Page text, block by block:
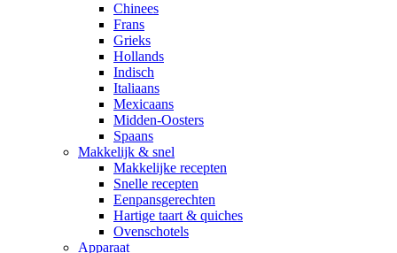
Chinees
Frans
Grieks
Hollands
Indisch
Italiaans
Mexicaans
Midden-Oosters
Spaans
Makkelijk & snel
Makkelijke recepten
Snelle recepten
Eenpansgerechten
Hartige taart & quiches
Ovenschotels
Apparaat